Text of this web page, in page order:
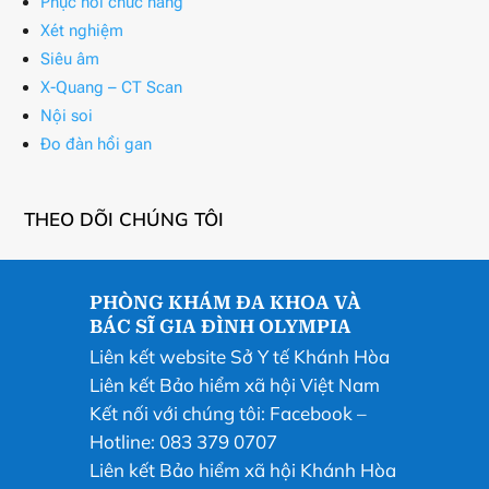
Xét nghiệm
Siêu âm
X-Quang – CT Scan
Nội soi
Đo đàn hồi gan
THEO DÕI CHÚNG TÔI
PHÒNG KHÁM ĐA KHOA VÀ
BÁC SĨ GIA ĐÌNH OLYMPIA
Liên kết website Sở Y tế Khánh Hòa
Liên kết Bảo hiểm xã hội Việt Nam
Kết nối với chúng tôi: Facebook –
Hotline: 083 379 0707
Liên kết Bảo hiểm xã hội Khánh Hòa